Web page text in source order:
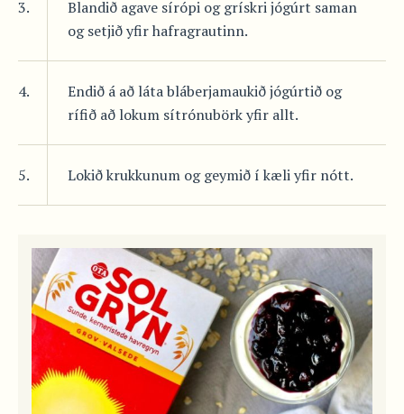
3.
Blandið agave sírópi og grískri jógúrt saman
og setjið yfir hafragrautinn.
4.
Endið á að láta bláberjamaukið jógúrtið og
rífið að lokum sítrónubörk yfir allt.
5. Lokið krukkunum og geymið í kæli yfir nótt.